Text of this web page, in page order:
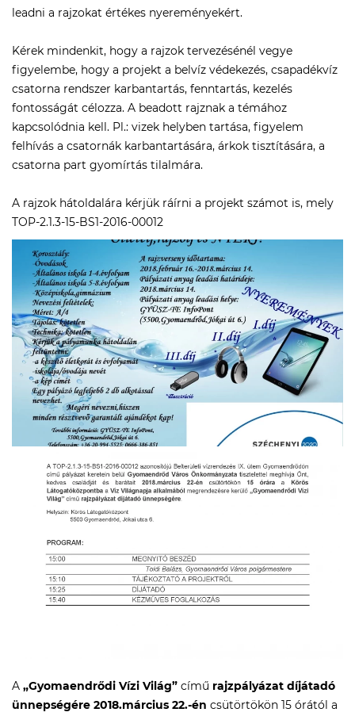
leadni a rajzokat értékes nyereményekért.
Kérek mindenkit, hogy a rajzok tervezésénél vegye
figyelembe, hogy a projekt a belvíz védekezés, csapadékvíz
csatorna rendszer karbantartás, fenntartás, kezelés
fontosságát célozza. A beadott rajznak a témához
kapcsolódnia kell. Pl.: vizek helyben tartása, figyelem
felhívás a csatornák karbantartására, árkok tisztítására, a
csatorna part gyomírtás tilalmára.
A rajzok hátoldalára kérjük ráírni a projekt számot is, mely
TOP-2.1.3-15-BS1-2016-00012
A „Gyomaendrődi Vízi Világ” című rajzpályázat díjátadó
ünnepségére 2018.március 22.-én csütörtökön 15 órától a